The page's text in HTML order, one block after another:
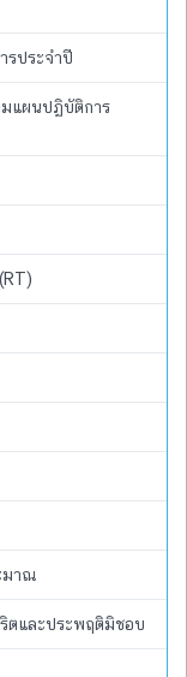
รประจำปี
มแผนปฏิบัติการ
มาณ
ตและประพฤติมิชอบ